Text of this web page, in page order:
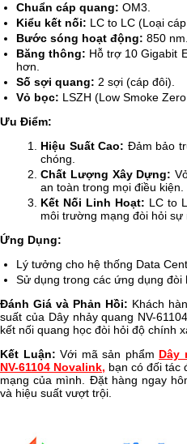
Chuẩn cáp quang: OM3.
Kiểu kết nối: LC to LC (Loại
Bước sóng hoạt động: 850 nm.
Băng thông: Hỗ trợ 10 Gigabit
hơn.
Số sợi quang: 2 sợi (cáp đôi).
Vỏ bọc: LSZH (Low Smoke Zero
Ưu Điểm:
Hiệu Suất Cao: Đảm bảo
chóng.
Chất Lượng Xây Dựng:
an toàn trong mọi điều kiện.
Kết Nối Linh Hoạt: LC to
môi trường mạng đòi hỏi sự
Ứng Dụng:
Lý tưởng cho hệ thống Data
Sử dụng trong các ứng dụng đòi
Đánh Giá và Phản Hồi: Khách
suất của Dây nhảy quang NV-
kết nối quang học đòi hỏi độ chính
Kết Luận: Với mã sản phẩm Dây
NV-61104 Novalink, bạn có đối tác
mạng của mình. Đặt hàng ngay
và hiệu suất vượt trội.